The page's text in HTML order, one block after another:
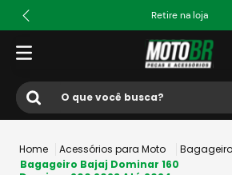
Retire na loja
O que você busca?
1º ls2
Acessórios para Moto
Bagageiro Bajaj Dominar 160